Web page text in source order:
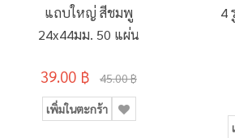
แถบใหญ่ สีชมพู
24x44มม. 50 แผ่น
39.00 ฿ 45.00 ฿
เพิ่มในตะกร้า
4